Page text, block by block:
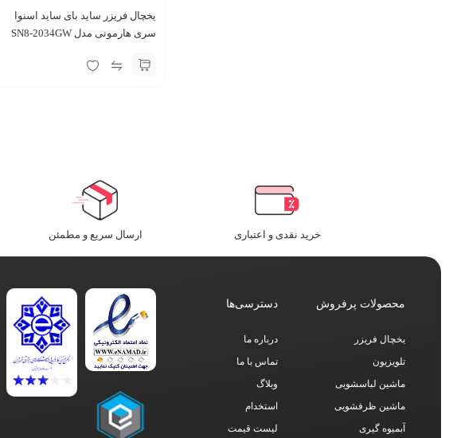
یخچال فریزر ساید بای ‌ساید اسنوا
سری هارمونی مدل SN8-2034GW
خرید نقدی و اعتباری ارسال سریع و مطمئن​
محصولات پرفروش
یخچال فریزر
تلویزیون
ماشین لباسشویی
ماشین ظرفشویی
آبمیوه گیری
دسترسی‌ها
درباره ما
تماس با ما
وبلاگ
استخدام
لیست قیمت